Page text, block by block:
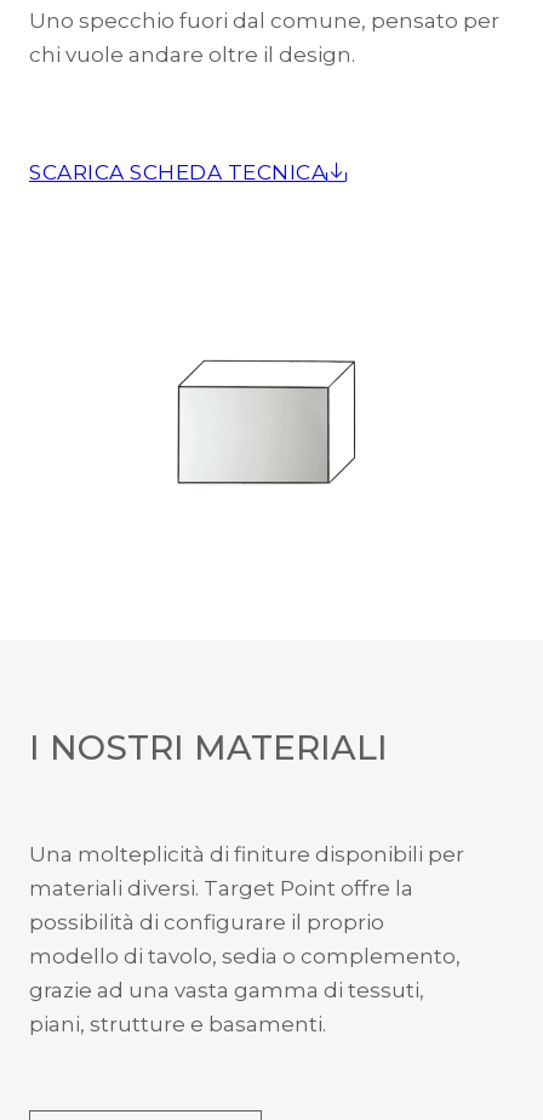
Uno specchio fuori dal comune, pensato per
chi vuole andare oltre il design.
SCARICA SCHEDA TECNICA
I NOSTRI MATERIALI
Una molteplicità di finiture disponibili per
materiali diversi. Target Point offre la
possibilità di configurare il proprio
modello di tavolo, sedia o complemento,
grazie ad una vasta gamma di tessuti,
piani, strutture e basamenti.